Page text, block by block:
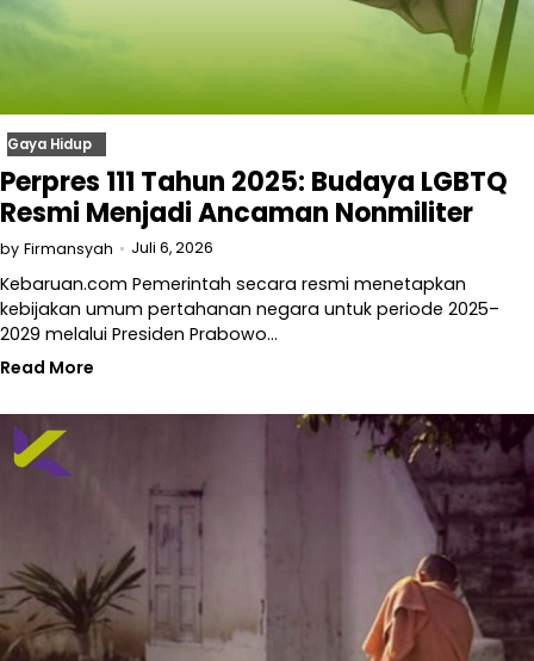
Gaya Hidup
Perpres 111 Tahun 2025: Budaya LGBTQ
Resmi Menjadi Ancaman Nonmiliter
by Firmansyah Juli 6, 2026
Kebaruan.com Pemerintah secara resmi menetapkan
kebijakan umum pertahanan negara untuk periode 2025–
2029 melalui Presiden Prabowo…
Read More